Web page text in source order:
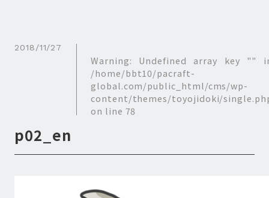
2018/11/27
Warning: Undefined array key ""
/home/bbt10/pacraft-
global.com/public_html/cms/wp-
content/themes/toyojidoki/
on line 78
p02_en